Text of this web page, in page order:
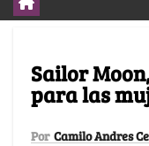
Sailor
para las
Por Camilo Andres